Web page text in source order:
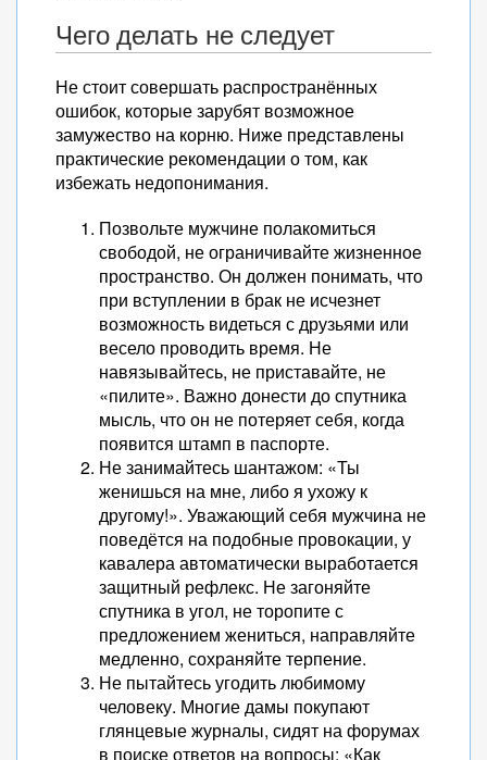
Чего делать не следует
Не стоит совершать распространённых
ошибок, которые зарубят возможное
замужество на корню. Ниже представлены
практические рекомендации о том, как
избежать недопонимания.
Позвольте мужчине полакомиться
свободой, не ограничивайте жизненное
пространство. Он должен понимать, что
при вступлении в брак не исчезнет
возможность видеться с друзьями или
весело проводить время. Не
навязывайтесь, не приставайте, не
«пилите». Важно донести до спутника
мысль, что он не потеряет себя, когда
появится штамп в паспорте.
Не занимайтесь шантажом: «Ты
женишься на мне, либо я ухожу к
другому!». Уважающий себя мужчина не
поведётся на подобные провокации, у
кавалера автоматически выработается
защитный рефлекс. Не загоняйте
спутника в угол, не торопите с
предложением жениться, направляйте
медленно, сохраняйте терпение.
Не пытайтесь угодить любимому
человеку. Многие дамы покупают
глянцевые журналы, сидят на форумах
в поиске ответов на вопросы: «Как